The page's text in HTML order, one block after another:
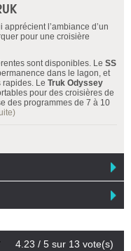
l’ambiance d’un
pour une croisière
sont disponibles. Le SS
dans le lagon, et
rapides. Le Truk Odyssey
pour des croisières de
des programmes de 7 à 10
4.23 / 5 sur 13 vote(s)